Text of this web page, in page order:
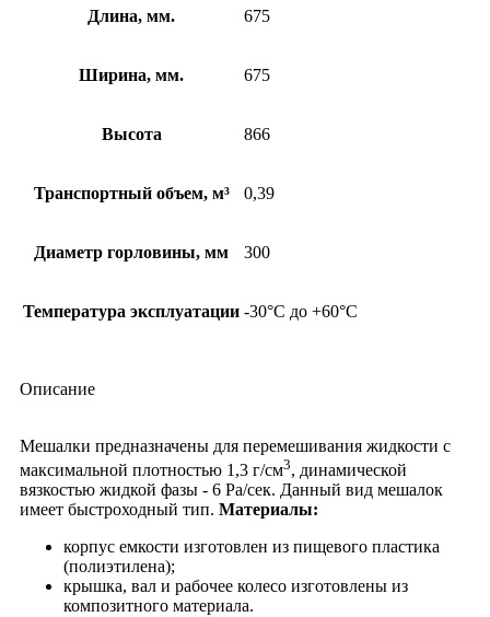
Длина, мм. 675
Ширина, мм. 675
Высота 866
Транспортный объем, м³ 0,39
Диаметр горловины, мм 300
Температура эксплуатации -30°C до +60°C
Описание
Мешалки предназначены для перемешивания жидкости с
максимальной плотностью 1,3 г/см3, динамической
вязкостью жидкой фазы ‐ 6 Ра/сек. Данный вид мешалок
имеет быстроходный тип. Материалы:
корпус емкости изготовлен из пищевого пластика
(полиэтилена);
крышка, вал и рабочее колесо изготовлены из
композитного материала.